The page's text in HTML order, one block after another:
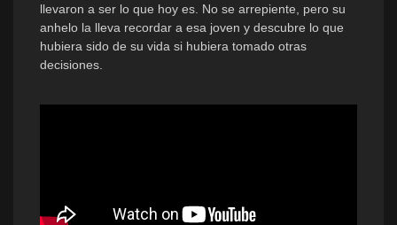
llevaron a ser lo que hoy es. No se arrepiente, pero su
anhelo la lleva recordar a esa joven y descubre lo que
hubiera sido de su vida si hubiera tomado otras
decisiones.